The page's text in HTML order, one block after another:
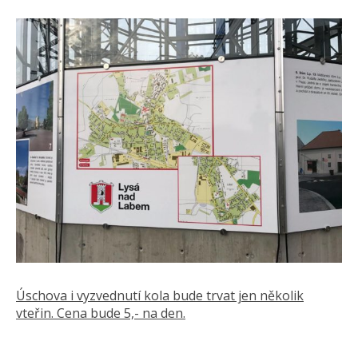
Úschova i vyzvednutí kola bude trvat jen několik
vteřin. Cena bude 5,- na den.